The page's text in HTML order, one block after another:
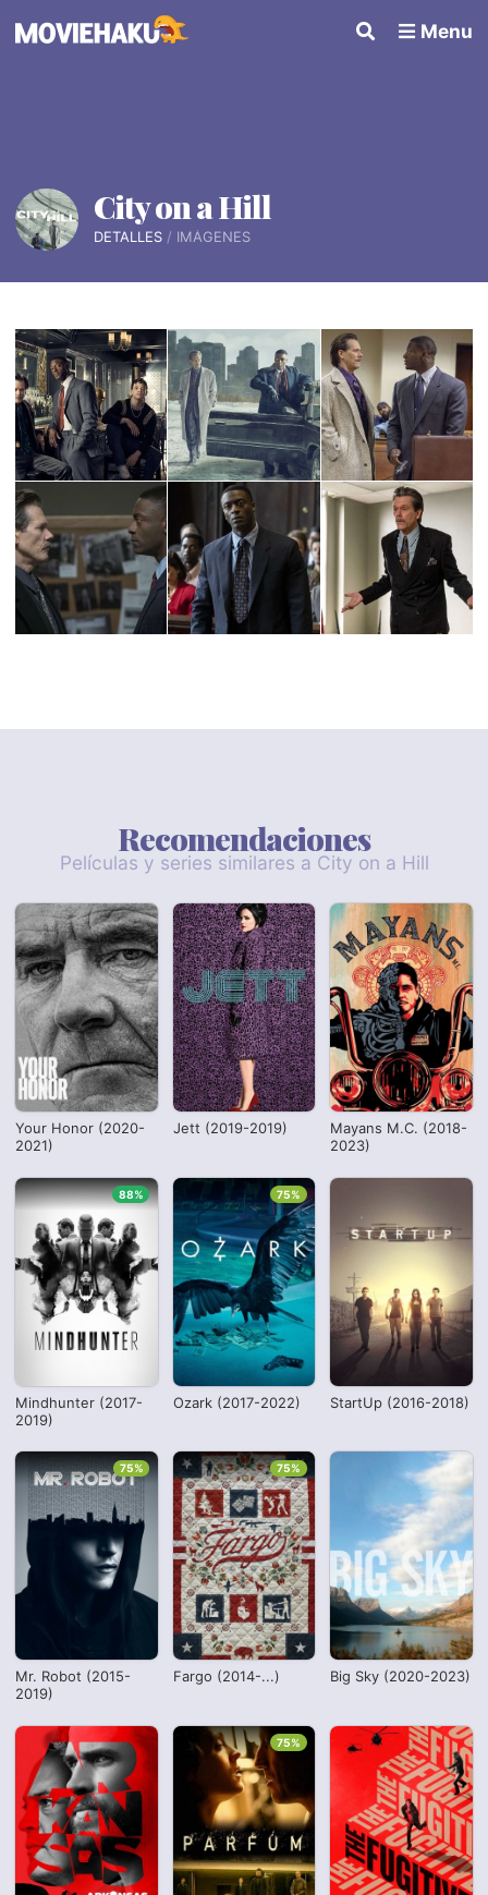
Menu
City on a Hill
DETALLES IMÁGENES
Recomendaciones
Películas y series similares a City on a Hill
Your Honor (2020-
2021)
Jett (2019-2019)
Mayans M.C. (2018-
2023)
Mindhunter (2017-
2019)
88%
Ozark (2017-2022)
75%
StartUp (2016-2018)
Mr. Robot (2015-
2019)
75%
Fargo (2014-...)
75%
Big Sky (2020-2023)
75%